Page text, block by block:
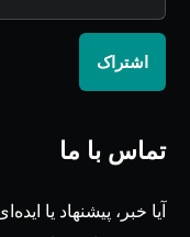
اشتراک
تماس با ما
آیا خبر، پیشنهاد یا